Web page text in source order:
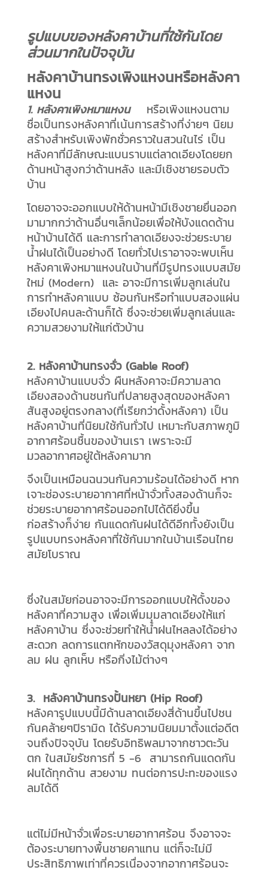
รูปแบบของหลังคาบ้านที่ใช้กันโดย
ส่วนมากในปัจจุบัน
หลังคาบ้านทรงเพิงแหงนหรือหลังคา
แหงน
1. หลังคาเพิงหมาแหงนหรือเพิงแหงนตาม
ชื่อเป็นทรงหลังคาที่เน้นการสร้างที่ง่ายๆ นิยม
สร้างสำหรับเพิงพักชั่วคราวในสวนในไร่ เป็น
หลังคาที่มีลักษณะแบนราบแต่ลาดเอียงโดยยก
ด้านหน้าสูงกว่าด้านหลัง และมีเชิงชายรอบตัว
บ้าน
โดยอาจจะออกแบบให้ด้านหน้ามีเชิงชายยื่นออก
มามากกว่าด้านอื่นๆเล็กน้อยเพื่อให้บังแดดด้าน
หน้าบ้านได้ดี และการทำลาดเอียงจะช่วยระบาย
น้ำฝนได้เป็นอย่างดี โดยทั่วไปเราอาจจะพบเห็น
หลังคาเพิงหมาแหงนในบ้านที่มีรูปทรงแบบสมัย
ใหม่ (Modern) และ อาจะมีการเพิ่มลูกเล่นใน
การทำหลังคาแบบ ซ้อนกันหรือทำแบบสองแผ่น
เอียงไปคนละด้านก็ได้ ซึ่งจะช่วยเพิ่มลูกเล่นและ
ความสวยงามให้แก่ตัวบ้าน
2. หลังคาบ้านทรงจั่ว (Gable Roof)
หลังคาบ้านแบบจั่ว ผืนหลังคาจะมีความลาด
เอียงสองด้านชนกันที่ปลายสูงสุดของหลังคา
สันสูงอยู่ตรงกลาง(ที่เรียกว่าดั้งหลังคา) เป็น
หลังคาบ้านที่นิยมใช้กันทั่วไป เหมาะกับสภาพภูมิ
อากาศร้อนชื้นของบ้านเรา เพราะจะมี
มวลอากาศอยู่ใต้หลังคามาก
จึงเป็นเหมือนฉนวนกันความร้อนได้อย่างดี หาก
เจาะช่องระบายอากาศที่หน้าจั่วทั้งสองด้านก็จะ
ช่วยระบายอากาศร้อนออกไปได้ดียิ่งขึ้น
ก่อสร้างก็ง่าย กันแดดกันฝนได้ดีอีกทั้งยังเป็น
รูปแบบทรงหลังคาที่ใช้กันมากในบ้านเรือนไทย
สมัยโบราณ
ซึ่งในสมัยก่อนอาจจะมีการออกแบบให้ดั้งของ
หลังคาที่ความสูง เพื่อเพิ่มมุมลาดเอียงให้แก่
หลังคาบ้าน ซึ่งจะช่วยทำให้น้ำฝนไหลลงได้อย่าง
สะดวก ลดการแตกหักของวัสดุมุงหลังคา จาก
ลม ฝน ลูกเห็บ หรือกิ่งไม้ต่างๆ
3. หลังคาบ้านทรงปั้นหยา (Hip Roof)
หลังคารูปแบบนี้มีด้านลาดเอียงสี่ด้านขึ้นไปชน
กันคล้ายๆปิรามิด ได้รับความนิยมมาตั้งแต่อดีต
จนถึงปัจจุบัน โดยรับอิทธิพลมาจากชาวตะวัน
ตก ในสมัยรัชการที่ 5 -6 สามารถกันแดดกัน
ฝนได้ทุกด้าน สวยงาม ทนต่อการปะทะของแรง
ลมได้ดี
แต่ไม่มีหน้าจั่วเพื่อระบายอากาศร้อน จึงอาจจะ
ต้องระบายทางพื้นชายคาแทน แต่ก็จะไม่มี
ประสิทธิภาพเท่าที่ควรเนื่องจากอากาศร้อนจะ